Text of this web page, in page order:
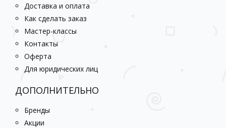
Доставка и оплата
Как сделать заказ
Мастер-классы
Контакты
Оферта
Для юридических лиц
ДОПОЛНИТЕЛЬНО
Бренды
Акции